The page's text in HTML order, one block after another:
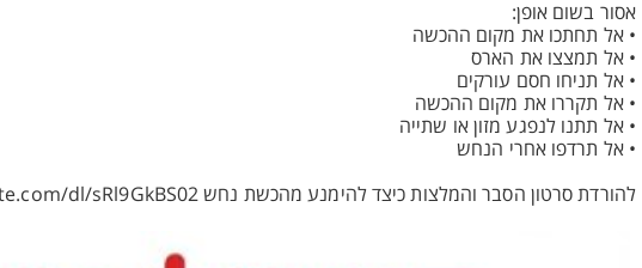
אסור בשום אופן:
• אל תחתכו את מקום ההכשה
• אל תמצצו את הארס
• אל תניחו חסם עורקים
• אל תקררו את מקום ההכשה
• אל תתנו לנפגע מזון או שתייה
• אל תרדפו אחרי הנחש
להורדת סרטון הסבר והמלצות כיצד להימנע מהכשת נחש https://mdaonline.egnyte.com/dl/sRl9GkBS02